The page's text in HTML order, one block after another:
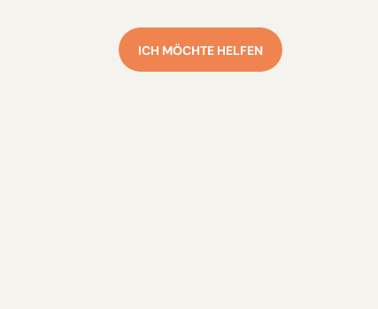
ICH MÖCHTE HELFEN